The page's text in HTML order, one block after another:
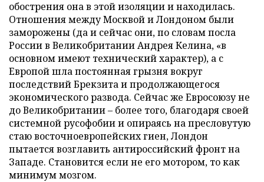
обострения она в этой изоляции и находилась.
Отношения между Москвой и Лондоном были
заморожены (да и сейчас они, по словам посла
России в Великобритании Андрея Келина, «в
основном имеют технический характер), а с
Европой шла постоянная грызня вокруг
последствий Брекзита и продолжающегося
экономического развода. Сейчас же Евросоюзу не
до Великобритании – более того, благодаря своей
системной русофобии и опираясь на пресловутую
стаю восточноевропейских гиен, Лондон
пытается возглавить антироссийский фронт на
Западе. Становится если не его мотором, то как
минимум мозгом.